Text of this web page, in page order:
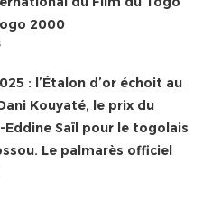
2000
: l’Étalon d’or échoit au
Kouyaté, le prix du
Eddine Saïl pour le togolais
Le palmarès officiel